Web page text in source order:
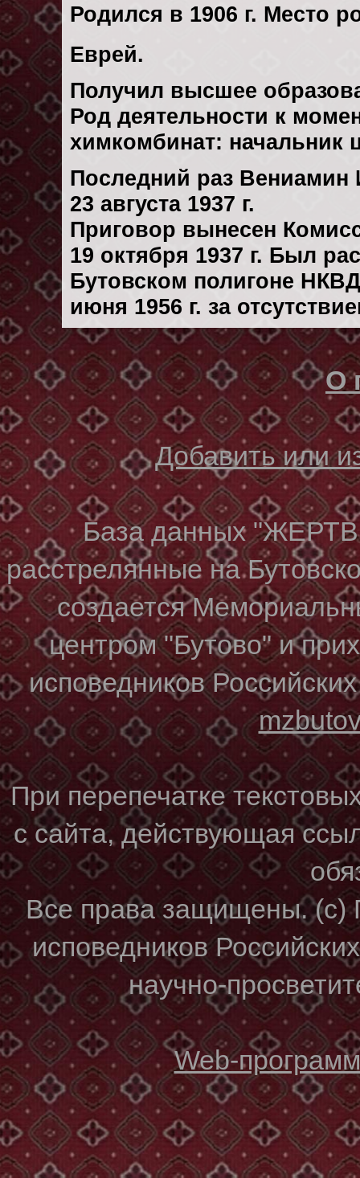
Родился в 1906 г. Место
Еврей.
Получил высшее
Род деятельности к
химкомбинат:
Последний раз Вениамин
23 августа 1937 г.
Приговор вынесен
19 октября 1937 г. Был
Бутовском полигоне
июня 1956 г. за
О
Добавить или
База данных
расстрелянные на
создается
центром "Бутово" и
исповедников
При перепечатке
с сайта, действующая
Все права защищены. (с)
исповедников
научно-
Web-